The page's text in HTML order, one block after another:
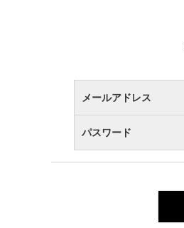
メールアドレス
パスワード